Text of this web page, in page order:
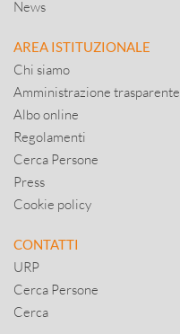
News
AREA ISTITUZIONALE
Chi siamo
Amministrazione trasparente
Albo online
Regolamenti
Cerca Persone
Press
Cookie policy
CONTATTI
URP
Cerca Persone
Cerca